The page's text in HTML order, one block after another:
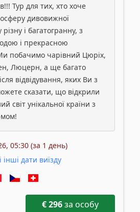
Тур для тих, хто хоче
дивовижної
і багатогранну, з
і прекрасною
побачимо чарівний Цюріх,
Люцерн, а ще багато
відвідування, яких Ви з
сказати, що відкрили
світ унікальної країни з
05:30 (за 1 день)
інші дати виїзду
€296за особу